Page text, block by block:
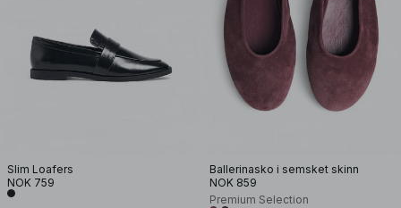
Slim Loafers
NOK 759
Ballerinasko i semsket skinn
NOK 859
Premium Selection